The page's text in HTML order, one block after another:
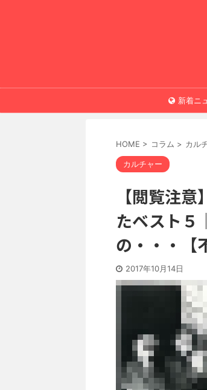
新着ニ
HOME > コラム > カル
カルチャー
【閲覧注
たベスト５
の・・・【
2017年10月14日